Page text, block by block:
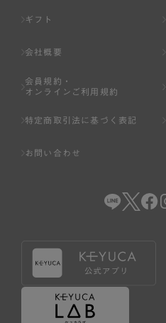
ギフト
会社概要
会員規約・
オンラインご利用規約
特定商取引法に基づく表記
お問い合わせ